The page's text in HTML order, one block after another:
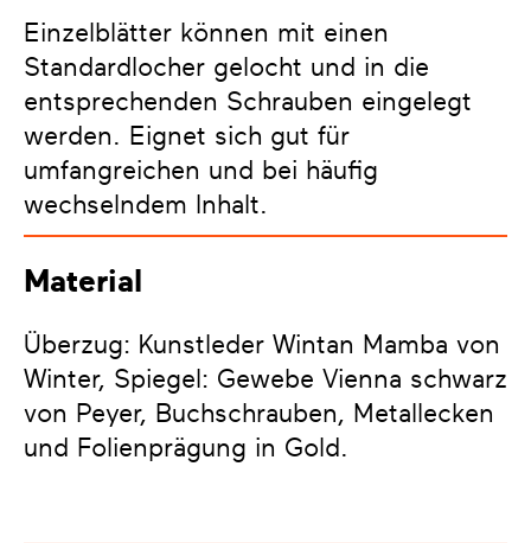
Einzelblätter können mit einen
Standardlocher gelocht und in die
entsprechenden Schrauben eingelegt
werden. Eignet sich gut für
umfangreichen und bei häufig
wechselndem Inhalt.
Material
Überzug: Kunstleder Wintan Mamba von
Winter, Spiegel: Gewebe Vienna schwarz
von Peyer, Buchschrauben, Metallecken
und Folienprägung in Gold.